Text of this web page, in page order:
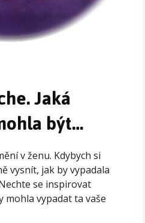
Jaká
být…
v ženu. Kdybych si
vysnít, jak by vypadala
se inspirovat
mohla vypadat ta vaše